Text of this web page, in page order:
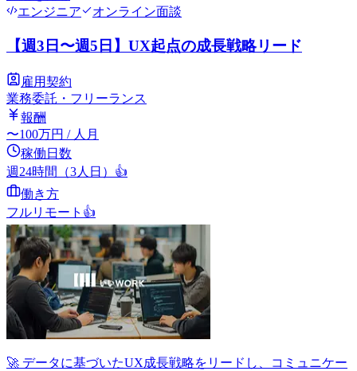
エンジニア
オンライン面談
【週3日〜週5日】UX起点の成長戦略リード
雇用契約
業務委託・フリーランス
報酬
〜100万円 / 人月
稼働日数
週24時間（3人日） 👍
働き方
フルリモート 👍
🚀 データに基づいたUX成長戦略をリードし、コミュニケー